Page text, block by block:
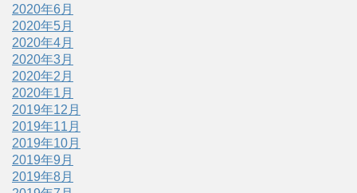
2020年6月
2020年5月
2020年4月
2020年3月
2020年2月
2020年1月
2019年12月
2019年11月
2019年10月
2019年9月
2019年8月